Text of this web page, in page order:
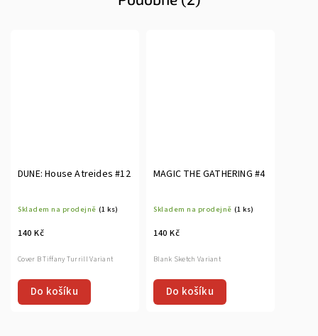
DUNE: House Atreides #12
Skladem na prodejně (1 ks)
140 Kč
Do košíku
Cover B Tiffany Turrill Variant
MAGIC THE GATHERING #4
Skladem na prodejně (1 ks)
140 Kč
Do košíku
Blank Sketch Variant